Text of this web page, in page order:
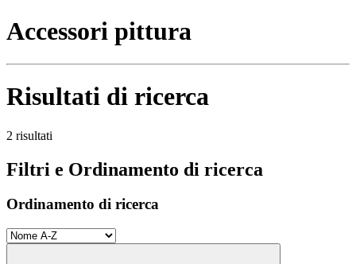
Accessori pittura
Risultati di ricerca
2 risultati
Filtri e Ordinamento di ricerca
Ordinamento di ricerca